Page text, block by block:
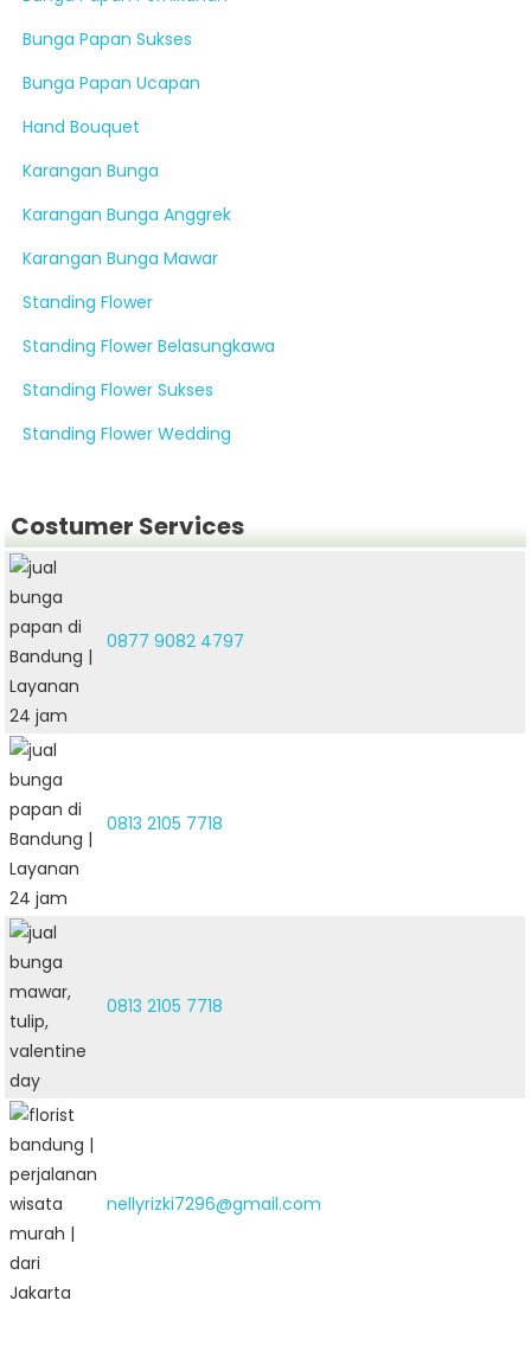
Bunga Papan Sukses
Bunga Papan Ucapan
Hand Bouquet
Karangan Bunga
Karangan Bunga Anggrek
Karangan Bunga Mawar
Standing Flower
Standing Flower Belasungkawa
Standing Flower Sukses
Standing Flower Wedding
Costumer Services
0877 9082 4797
0813 2105 7718
0813 2105 7718
nellyrizki7296@gmail.com